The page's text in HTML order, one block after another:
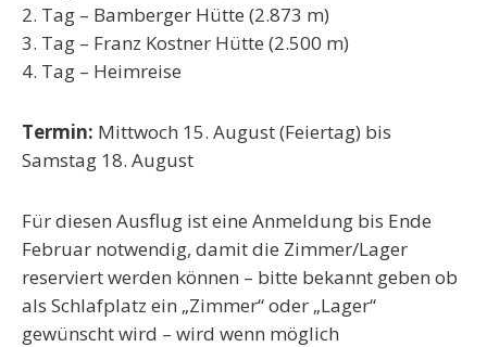
2. Tag – Bamberger Hütte (2.873 m)
3. Tag – Franz Kostner Hütte (2.500 m)
4. Tag – Heimreise
Termin: Mittwoch 15. August (Feiertag) bis
Samstag 18. August
Für diesen Ausflug ist eine Anmeldung bis Ende
Februar notwendig, damit die Zimmer/Lager
reserviert werden können – bitte bekannt geben ob
als Schlafplatz ein „Zimmer“ oder „Lager“
gewünscht wird – wird wenn möglich